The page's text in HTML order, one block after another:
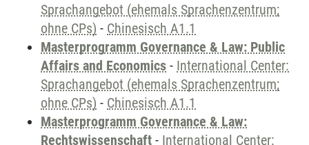
Sprachangebot (ehemals Sprachenzentrum;
ohne CPs) - Chinesisch A1.1
Masterprogramm Governance & Law: Public
Affairs and Economics - International Center:
Sprachangebot (ehemals Sprachenzentrum;
ohne CPs) - Chinesisch A1.1
Masterprogramm Governance & Law:
Rechtswissenschaft - International Center: